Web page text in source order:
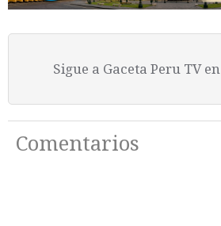
Sigue a Gaceta Peru TV en
Comentarios